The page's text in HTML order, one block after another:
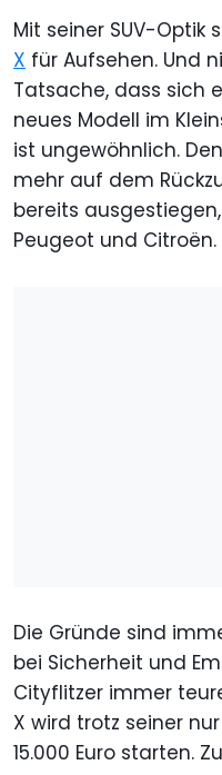
Mit seiner SUV-Optik
X für Aufsehen. Und
Tatsache, dass sich
neues Modell im
ist ungewöhnlich.
mehr auf dem
bereits
Peugeot und Citroën.
Die Gründe sind
bei Sicherheit und
Cityflitzer immer
X wird trotz seiner
15.000 Euro starten.